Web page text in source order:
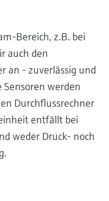
Bereich, z.B. bei
auch den
an - zuverlässig und
werden
Durchflussrechner
entfällt bei
weder Druck- noch